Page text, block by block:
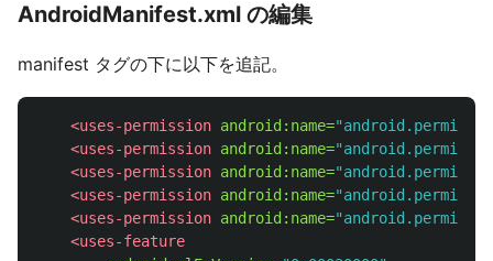
AndroidManifest.xml の編集
manifest タグの下に以下を追記。
<uses-permission android:name=
<uses-permission android:name=
<uses-permission android:name=
<uses-permission android:name=
<uses-permission android:name=
<uses-feature